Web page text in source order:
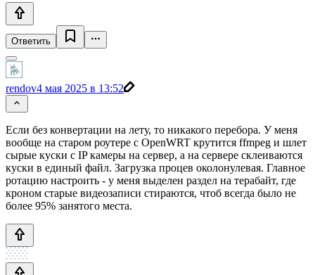
Ответить
rendov4 мая 2025 в 13:52
Если без конвертации на лету, то никакого перебора. У меня
вообще на старом роутере с OpenWRT крутится ffmpeg и шлет
сырые куски с IP камеры на сервер, а на сервере склеиваются
куски в единый файл. Загрузка процев околонулевая. Главное
ротацию настроить - у меня выделен раздел на терабайт, где
кроном старые видеозаписи стираются, чтоб всегда было не
более 95% занятого места.